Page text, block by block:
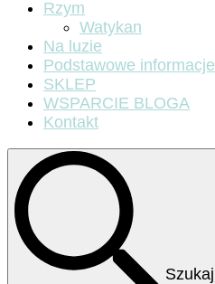
Rzym
Watykan
Na luzie
Podstawowe informacje
SKLEP
WSPARCIE BLOGA
Kontakt
Szukaj